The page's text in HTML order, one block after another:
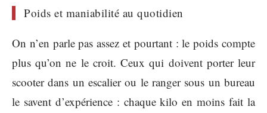
Poids et maniabilité au quotidien
On n’en parle pas assez et pourtant : le poids compte
plus qu’on ne le croit. Ceux qui doivent porter leur
scooter dans un escalier ou le ranger sous un bureau
le savent d’expérience : chaque kilo en moins fait la